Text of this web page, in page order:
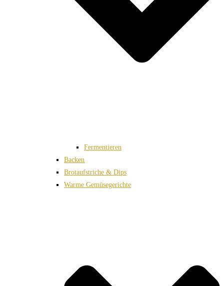
Fermentieren
Backen
Brotaufstriche & Dips
Warme Gemüsegerichte